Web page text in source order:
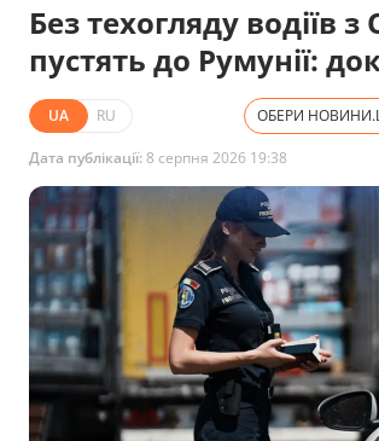
Без техогляду водіїв
пустять до Румунії:
UA RU ОБЕРИ
Дата публікації:8 серпня 2026 19:38